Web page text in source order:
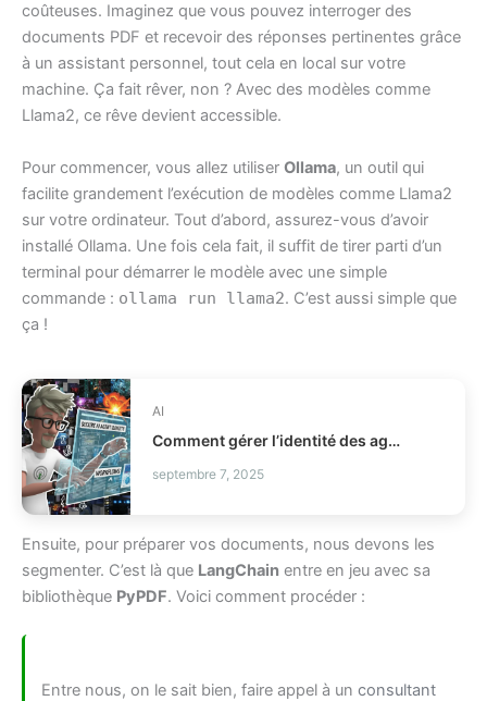
coûteuses. Imaginez que vous pouvez interroger des
documents PDF et recevoir des réponses pertinentes grâce
à un assistant personnel, tout cela en local sur votre
machine. Ça fait rêver, non ? Avec des modèles comme
Llama2, ce rêve devient accessible.
Pour commencer, vous allez utiliser Ollama, un outil qui
facilite grandement l’exécution de modèles comme Llama2
sur votre ordinateur. Tout d’abord, assurez-vous d’avoir
installé Ollama. Une fois cela fait, il suffit de tirer parti d’un
terminal pour démarrer le modèle avec une simple
commande : ollama run llama2. C’est aussi simple que
ça !
AI
Comment gérer l’identité des agents IA en production IAM ?
septembre 7, 2025
Ensuite, pour préparer vos documents, nous devons les
segmenter. C’est là que LangChain entre en jeu avec sa
bibliothèque PyPDF. Voici comment procéder :
Entre nous, on le sait bien, faire appel à un consultant